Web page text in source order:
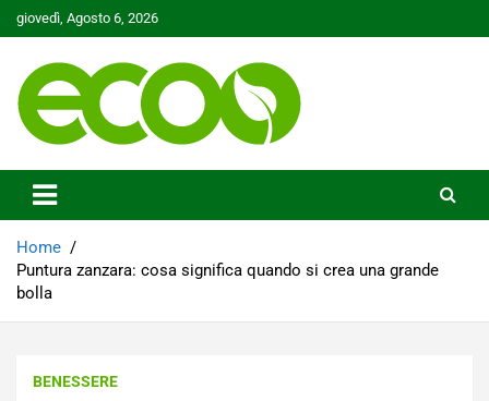
Skip
to
giovedì, Agosto 6, 2026
Ecoo.it
Home
Puntura zanzara: cosa significa quando si crea una grande
bolla
BENESSERE